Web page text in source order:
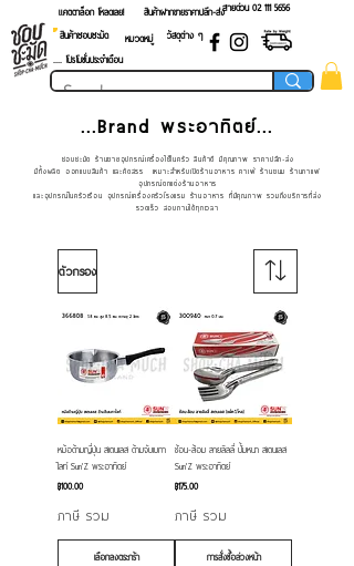
แคตตาล็อก โหลดเลย! สายด่วน 02 ​111 5656
สินค้าฝากขายราคาปลีก-ส่ง
สินค้าชอบชะมัด
หมวดหมู่
วัสดุต่าง ๆ
.... โปรโมชั่นประจำเดือน
...Brand พระอาทิตย์...
ชอบชะมัด ร้านขายอุปกรณ์เครื่องใช้ในครัว สินค้าดี มีคุณภาพ ราคาปลีก-ส่ง
มีทั้งผลิต ออกแบบสินค้า และคัดสรร เหมาะสำหรับเปิดร้านอาหาร คาเฟ่ ร้านขนม ร้านกาแฟ
อุปกรณ์ตกแต่งร้านอาหาร
และอุปกรณ์ในครัวเรือน อุปกรณ์เครื่องครัวโรงแรม ร้านอาหาร ที่มีคุณภาพ รวมถึงบริการที่ส่ง
รวดเร็ว สอบถามได้ทุกเวลา
ตัวกรอง
หม้อด้ามญี่ปุ่น สเตนเลส ด้ามจับเบกา
ไลท์ Sun'Z พระอาทิตย์
ราคา
฿100.00
ภาษี รวม
เลือกลงตระกร้า
ช้อน-ส้อม ลายลิลลี่ ปั้มหนา สเตนเลส
Sun'Z พระอาทิตย์
ราคา
฿175.00
ภาษี รวม
การสั่งซื้อล่วงหน้า